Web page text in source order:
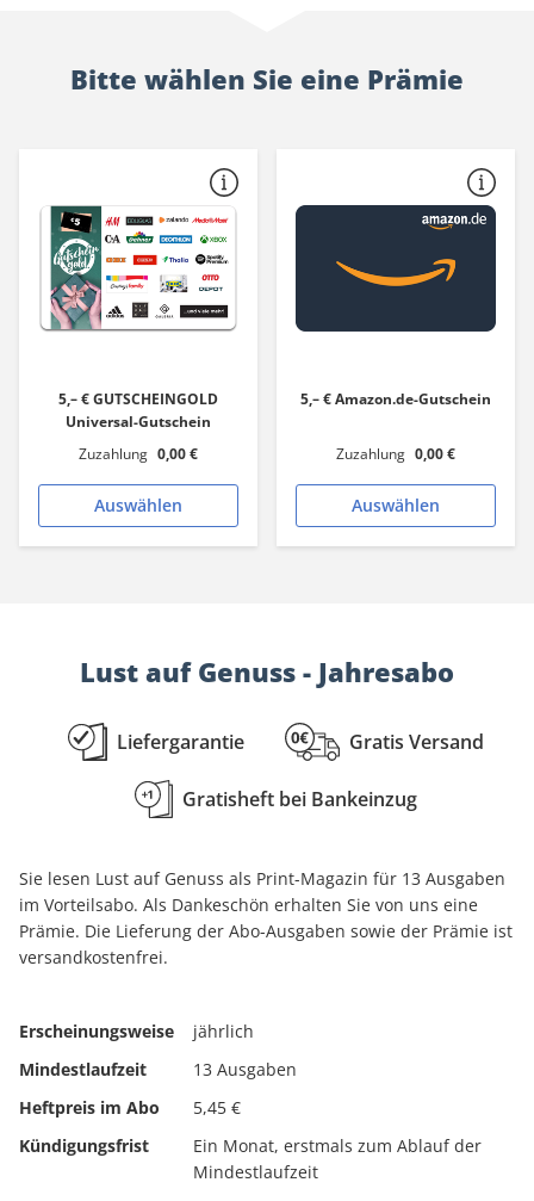
Bitte wählen Sie eine Prämie
5,– € GUTSCHEINGOLD
Universal-Gutschein
Zuzahlung 0,00 €
Auswählen
5,– € Amazon.de-Gutschein
Zuzahlung 0,00 €
Auswählen
Lust auf Genuss - Jahresabo
Liefergarantie Gratis Versand
Gratisheft bei Bankeinzug
Sie lesen Lust auf Genuss als Print-Magazin für 13 Ausgaben
im Vorteilsabo. Als Dankeschön erhalten Sie von uns eine
Prämie. Die Lieferung der Abo-Ausgaben sowie der Prämie ist
versandkostenfrei.
Erscheinungsweise
jährlich
Mindestlaufzeit
13 Ausgaben
Heftpreis im Abo
5,45 €
Kündigungsfrist
Ein Monat, erstmals zum Ablauf der
Mindestlaufzeit